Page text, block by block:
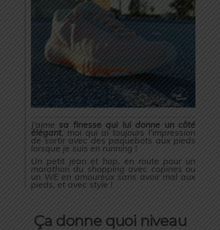
J’aime sa finesse qui lui donne un côté
élégant, moi qui ai toujours l’impression
de sortir avec des paquebots aux pieds
lorsque je suis en running !
Un petit jean et hop, en route pour un
marathon du shopping avec copines ou
un WE en amoureux sans avoir mal aux
pieds, et avec style !
Ça donne quoi niveau